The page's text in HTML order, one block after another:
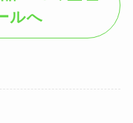
ルへ